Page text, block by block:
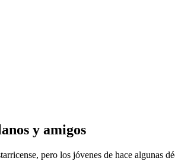
y amigos
pero los jóvenes de hace algunas